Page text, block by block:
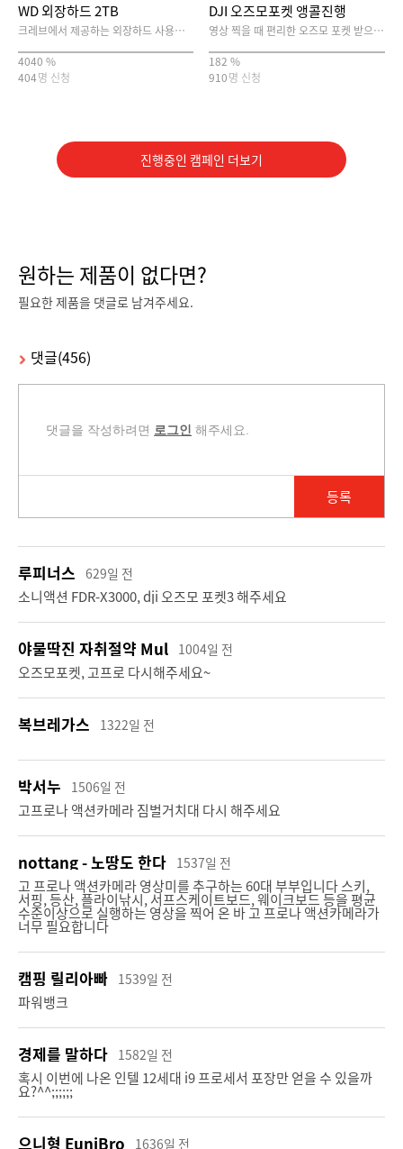
WD 외장하드 2TB
크레브에서 제공하는 외장하드 사용하시고 용량 걱정없는 유튜버 되세요!
4040 %
404명 신청
DJI 오즈모포켓 앵콜진행
영상 찍을 때 편리한 오즈모 포켓 받으시고 영상을 찍어보세요~!
182 %
910명 신청
홍콩가서 에어팟 프로 사기!
23200 %
232명 신청
3103명 신청
6550 %
655명 신청
캠페인 종료
소니액션 FDR-X3000
9470 %
947명 신청
캠페인 종료
조이트론 ASMR 마이크
진행중인 캠페인 더보기
원하는 제품이 없다면?
필요한 제품을 댓글로 남겨주세요.
댓글(456)
댓글을 작성하려면 로그인 해주세요.
등록
루피너스 629일 전
소니액션 FDR-X3000, dji 오즈모 포켓3 해주세요
야물딱진 자취절약 Mul 1004일 전
오즈모포켓, 고프로 다시해주세요~
복브레가스 1322일 전
박서누 1506일 전
고프로나 액션카메라 짐벌거치대 다시 해주세요
nottang - 노땅도 한다 1537일 전
고 프로나 액션카메라 영상미를 추구하는 60대 부부입니다 스키,
서핑, 등산, 플라이낚시, 서프스케이트보드, 웨이크보드 등을 평균
수준이상으로 실행하는 영상을 찍어 온 바 고 프로나 액션카메라가
너무 필요합니다
캠핑 릴리아빠 1539일 전
파워뱅크
경제를 말하다 1582일 전
혹시 이번에 나온 인텔 12세대 i9 프로세서 포장만 얻을 수 있을까
요?^^;;;;;;
으니형 EuniBro 1636일 전